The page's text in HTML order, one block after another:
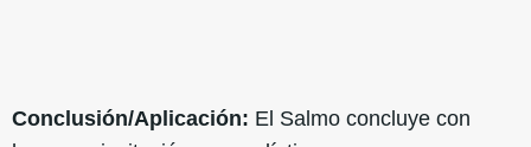
Conclusión/Aplicación: El Salmo concluye con